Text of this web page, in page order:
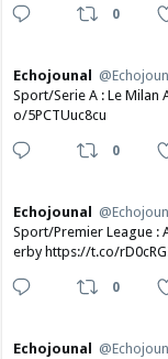
0
Echojounal
Sport/Serie A : Le Milan
o/5PCTUuc8cu
0
Echojounal
Sport/Premier League :
erby https://t.co/
0
Echojounal